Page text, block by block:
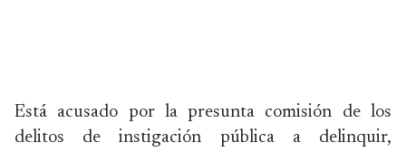
Está acusado por la presunta comisión de los
delitos de instigación pública a delinquir,